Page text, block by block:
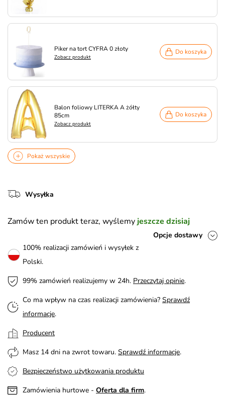
Piker na tort CYFRA 0 złoty
Zobacz produkt
Do koszyka
Balon foliowy LITERKA A żółty
85cm
Zobacz produkt
Do koszyka
Pokaż wszyskie
Wysyłka
Zamów ten produkt teraz, wyślemy jeszcze dzisiaj
Opcje dostawy
100% realizacji zamówień i wysyłek z
Polski.
99% zamówień realizujemy w 24h. Przeczytaj opinie.
Co ma wpływ na czas realizacji zamówienia? Sprawdź
informacje.
Producent
Masz 14 dni na zwrot towaru. Sprawdź informacje.
Bezpieczeństwo użytkowania produktu
Zamówienia hurtowe - Oferta dla firm.